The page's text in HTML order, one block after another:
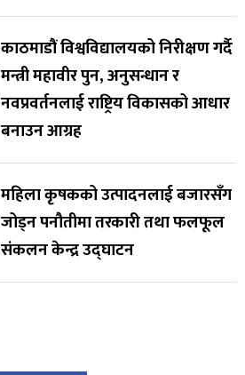
काठमाडौं विश्वविद्यालयको निरीक्षण गर्दै
मन्त्री महावीर पुन, अनुसन्धान र
नवप्रवर्तनलाई राष्ट्रिय विकासको आधार
बनाउन आग्रह
महिला कृषकको उत्पादनलाई बजारसँग
जोड्न पनौतीमा तरकारी तथा फलफूल
संकलन केन्द्र उद्घाटन